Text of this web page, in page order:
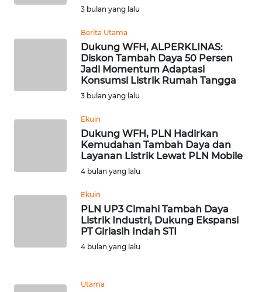
3 bulan yang lalu
Berita Utama
Dukung WFH, ALPERKLINAS:
Diskon Tambah Daya 50 Persen
Jadi Momentum Adaptasi
Konsumsi Listrik Rumah Tangga
3 bulan yang lalu
Ekuin
Dukung WFH, PLN Hadirkan
Kemudahan Tambah Daya dan
Layanan Listrik Lewat PLN Mobile
4 bulan yang lalu
Ekuin
PLN UP3 Cimahi Tambah Daya
Listrik Industri, Dukung Ekspansi
PT Giriasih Indah STI
4 bulan yang lalu
Utama
WN
JAMBI
WN